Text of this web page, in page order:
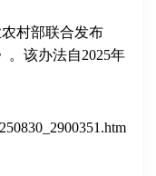
村部联合发布
。该办法自2025年